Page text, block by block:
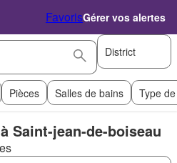
FavorisGérer vos alertes
District
Pièces Salles de bains Type
Saint-jean-de-boiseau